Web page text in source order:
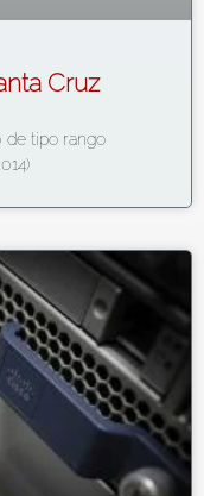
Cruz
de tipo rango